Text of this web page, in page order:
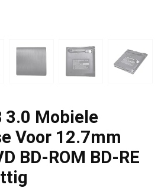
3.0 Mobiele
Voor 12.7mm
BD-ROM BD-RE